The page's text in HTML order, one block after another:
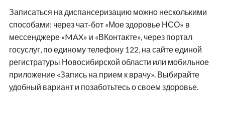
Записаться на диспансеризацию можно несколькими
способами: через чат-бот «Мое здоровье НСО» в
мессенджере «MAX» и «ВКонтакте», через портал
госуслуг, по единому телефону 122, на сайте единой
регистратуры Новосибирской области или мобильное
приложение «Запись на прием к врачу». Выбирайте
удобный вариант и позаботьтесь о своем здоровье.